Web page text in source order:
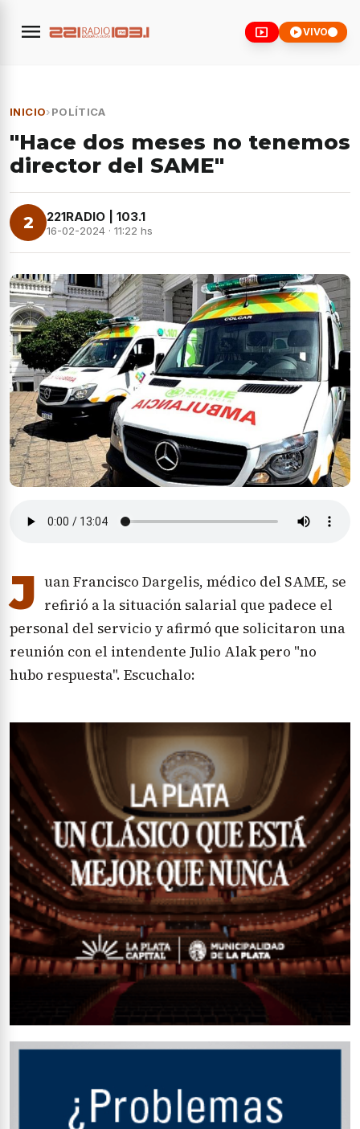
menu smart_display play_circleVIVO
INICIO›POLÍTICA
"Hace dos meses no tenemos
director del SAME"
2 221RADIO | 103.1
16-02-2024 · 11:22 hs
J uan Francisco Dargelis, médico del SAME, se
refirió a la situación salarial que padece el
personal del servicio y afirmó que solicitaron una
reunión con el intendente Julio Alak pero "no
hubo respuesta". Escuchalo: